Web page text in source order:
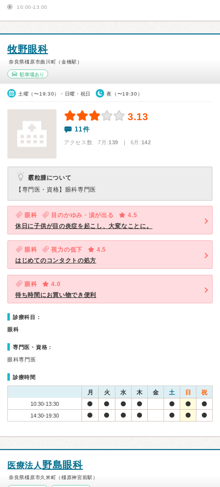
10:00-13:00
牧野眼科
奈良県橿原市曲川町（金橋駅）
駐車場あり
土曜（〜19:30）・日曜・祝日 夜（〜19:30）
3.13
11件
アクセス数 7月:139 | 6月:142
霰粒腫について
【専門医・資格】 眼科専門医
眼科 目のかゆみ・涙が出る
4.5
休日に子供が目の炎症を起こし、大変なことに。
眼科 視力の低下
4.5
はじめてのコンタクトの処方
眼科
4.0
待ち時間にお買い物でき便利
診療科目：
眼科
専門医・資格：
眼科専門医
診療時間
月 火 水 木 金 土 日 祝
10:30-13:30
14:30-19:30
医療法人野島眼科
奈良県橿原市久米町（橿原神宮前駅）